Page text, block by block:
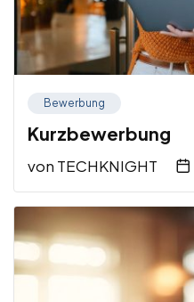
Bewerbung
Kurzbewerbung
von TECHKNIGHT